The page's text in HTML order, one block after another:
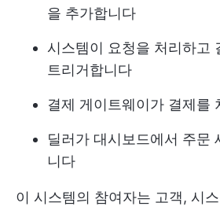
을 추가합니다
시스템이 요청을 처리하고
트리거합니다
결제 게이트웨이가 결제를
딜러가 대시보드에서 주문
니다
이 시스템의 참여자는 고객, 시